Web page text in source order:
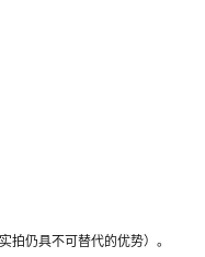
拍仍具不可替代的优势）。